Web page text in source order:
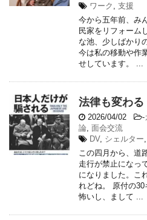
ワーク , 支援
今から五年前、み
民家をリフォーム
な池、少しばかり
今は私の移動や作
せしています。 ...
法律も変わる
2026/04/02 -
論, 面会交流
DV, シェルター,
この四月から、道
走行が禁止になっ
になりました。こ
れどね。 原付の
怖いし、まして ...